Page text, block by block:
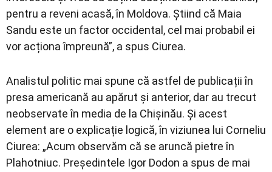
pentru a reveni acasă, în Moldova. Știind că Maia
Sandu este un factor occidental, cel mai probabil ei
vor acționa împreună”, a spus Ciurea.
Analistul politic mai spune că astfel de publicații în
presa americană au apărut și anterior, dar au trecut
neobservate în media de la Chișinău. Și acest
element are o explicație logică, în viziunea lui Corneliu
Ciurea: „Acum observăm că se aruncă pietre în
Plahotniuc. Președintele Igor Dodon a spus de mai